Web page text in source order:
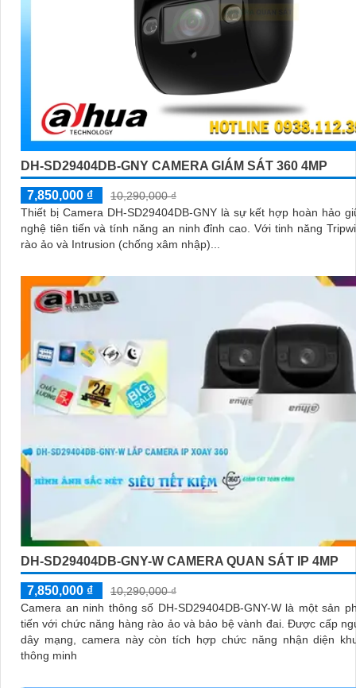
DH-SD29404DB-GNY CAMERA GIÁM SÁT 360 4MP
7,850,000 ₫
10,290,000 ₫
Thiết bị Camera DH-SD29404DB-GNY là sự kết hợp hoàn hảo
nghệ tiên tiến và tính năng an ninh đỉnh cao. Với tinh năng Tripwire hàng
rào ảo và Intrusion (chống xâm nhập)...
DH-SD29404DB-GNY-W CAMERA QUAN SÁT IP 4MP
7,850,000 ₫
10,290,000 ₫
Camera an ninh thông số DH-SD29404DB-GNY-W là một sản
tiến với chức năng hàng rào ảo và bảo bệ vành đai. Được cấp nguồn qua
dây mạng, camera này còn tích hợp chức năng nhận diện
thông minh